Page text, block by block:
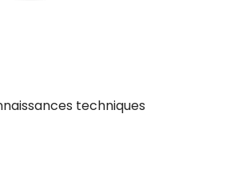
techniques